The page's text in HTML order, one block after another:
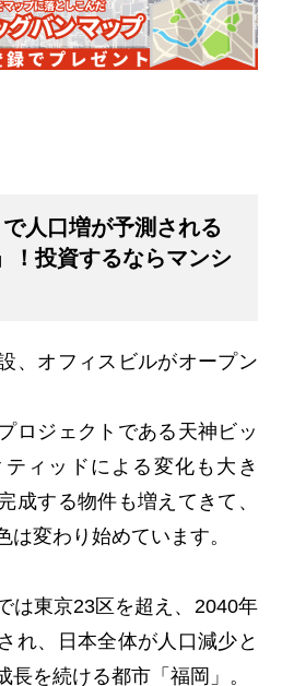
で人口増が予測される
！投資するならマンシ
、オフィスビルがオープン
ロジェクトである天神ビッ
ィッドによる変化も大き
成する物件も増えてきて、
は変わり始めています。
は東京23区を超え、2040年
れ、日本全体が人口減少と
長を続ける都市「福岡」。